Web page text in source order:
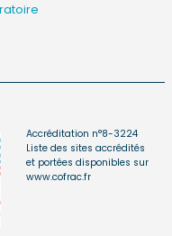
Accréditation n°8-3224
Liste des sites accrédités
et portées disponibles sur
www.cofrac.fr